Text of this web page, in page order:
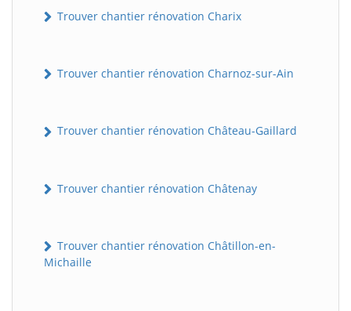
Trouver chantier rénovation Charix
Trouver chantier rénovation Charnoz-sur-Ain
Trouver chantier rénovation Château-Gaillard
Trouver chantier rénovation Châtenay
Trouver chantier rénovation Châtillon-en-
Michaille